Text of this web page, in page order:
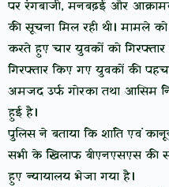
पर रंगबाजी, मनबढ़ई और
की सूचना मिल रही थी। मामले
करते हुए चार युवकों को गिरफ्तार
गिरफ्तार किए गए युवकों की
अमजद उर्फ गोरका तथा आसिम
हुई है।
पुलिस ने बताया कि शांति एवं
सभी के खिलाफ बीएनएसएस की
हुए न्यायालय भेजा गया है।